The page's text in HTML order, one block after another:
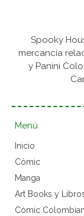
Spooky
mercancía
y Panini
Menú
Inicio
Cómic
Manga
Art Books y
Cómic